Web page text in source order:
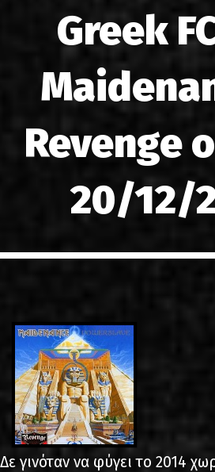
Greek
Revenge
20/12/
Δε γινόταν να φύγει το 2014